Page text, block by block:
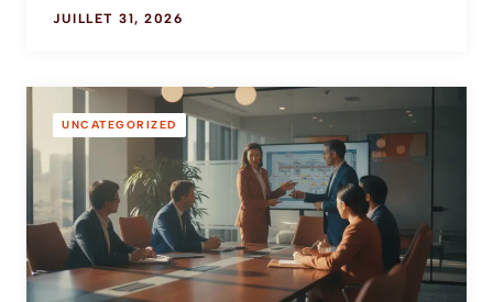
JUILLET 31, 2026
UNCATEGORIZED